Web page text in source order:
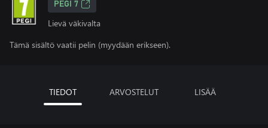
PEGI 7
Lievä väkivalta
Tämä sisältö vaatii pelin (myydään erikseen).
TIEDOT ARVOSTELUT LISÄÄ